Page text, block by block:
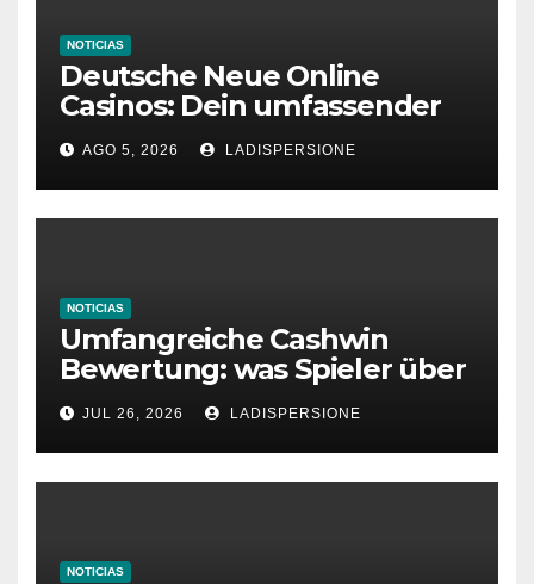
NOTICIAS
Deutsche Neue Online
Casinos: Dein umfassender
Ratgeber für moderne
Glücksspielplattformen
AGO 5, 2026 LADISPERSIONE
NOTICIAS
Umfangreiche Cashwin
Bewertung: was Spieler über
dieses Casino denken
JUL 26, 2026 LADISPERSIONE
NOTICIAS